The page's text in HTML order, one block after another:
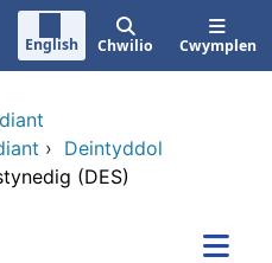
English Chwilio Cwymplen
› Deintyddol
(DES)